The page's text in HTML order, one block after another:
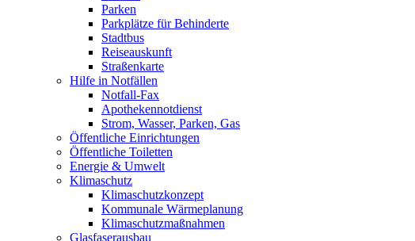
Parken
Parkplätze für Behinderte
Stadtbus
Reiseauskunft
Straßenkarte
Hilfe in Notfällen
Notfall-Fax
Apothekennotdienst
Strom, Wasser, Parken, Gas
Öffentliche Einrichtungen
Öffentliche Toiletten
Energie & Umwelt
Klimaschutz
Klimaschutzkonzept
Kommunale Wärmeplanung
Klimaschutzmaßnahmen
Glasfaserausbau